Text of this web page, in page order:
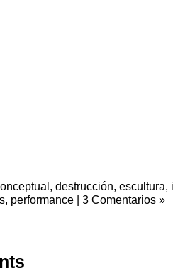
, destrucción, escultura,
, performance | 3 Comentarios »